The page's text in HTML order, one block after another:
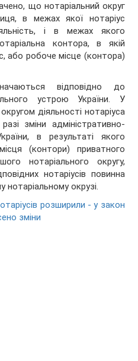
що нотаріальний округ
в межах якої нотаріус
і в межах якого
контора, в якій
або робоче місце (контора)
відповідно до
устрою України. У
діяльності нотаріуса
зміни адміністративно-
в результаті якого
(контори) приватного
нотаріального округу,
нотаріусів повинна
окрузі.
розширили - у закон
зміни